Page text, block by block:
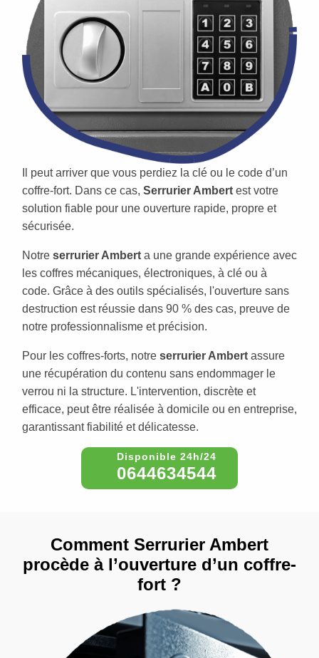
Il peut arriver que vous perdiez la clé ou le code d’un
coffre-fort. Dans ce cas, Serrurier Ambert est votre
solution fiable pour une ouverture rapide, propre et
sécurisée.
Notre serrurier Ambert a une grande expérience avec
les coffres mécaniques, électroniques, à clé ou à
code. Grâce à des outils spécialisés, l'ouverture sans
destruction est réussie dans 90 % des cas, preuve de
notre professionnalisme et précision.
Pour les coffres-forts, notre serrurier Ambert assure
une récupération du contenu sans endommager le
verrou ni la structure. L'intervention, discrète et
efficace, peut être réalisée à domicile ou en entreprise,
garantissant fiabilité et délicatesse.
0644634544
Comment Serrurier Ambert
procède à l’ouverture d’un coffre-
fort ?